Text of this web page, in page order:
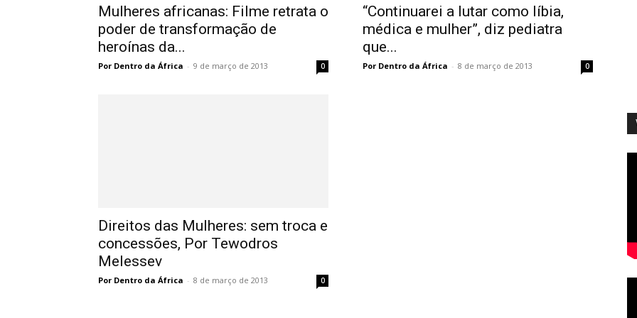
Mulheres africanas: Filme retrata o
poder de transformação de
heroínas da...
Por Dentro da África - 9 de março de 2013 0
“Continuarei a lutar como líbia,
médica e mulher”, diz pediatra
que...
Por Dentro da África - 8 de março de 2013 0
Direitos das Mulheres: sem troca e
concessões, Por Tewodros
Melessev
Por Dentro da África - 8 de março de 2013 0